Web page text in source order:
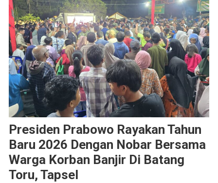
Presiden Prabowo Rayakan Tahun
Baru 2026 Dengan Nobar Bersama
Warga Korban Banjir Di Batang
Toru, Tapsel